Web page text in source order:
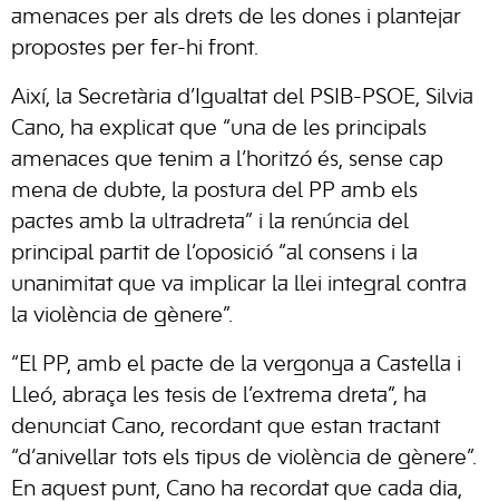
amenaces per als drets de les dones i plantejar
propostes per fer-hi front.
Així, la Secretària d’Igualtat del PSIB-PSOE, Silvia
Cano, ha explicat que “una de les principals
amenaces que tenim a l’horitzó és, sense cap
mena de dubte, la postura del PP amb els
pactes amb la ultradreta” i la renúncia del
principal partit de l’oposició “al consens i la
unanimitat que va implicar la llei integral contra
la violència de gènere”.
“El PP, amb el pacte de la vergonya a Castella i
Lleó, abraça les tesis de l’extrema dreta”, ha
denunciat Cano, recordant que estan tractant
“d’anivellar tots els tipus de violència de gènere”.
En aquest punt, Cano ha recordat que cada dia,